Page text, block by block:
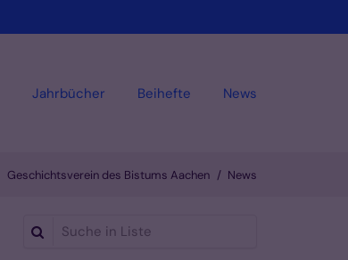
Jahrbücher Beihefte News
Geschichtsverein des Bistums Aachen News
Suche in Liste